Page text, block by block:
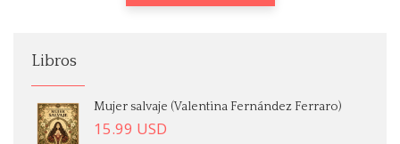
Libros
Mujer salvaje (Valentina Fernández Ferraro)
15.99 USD